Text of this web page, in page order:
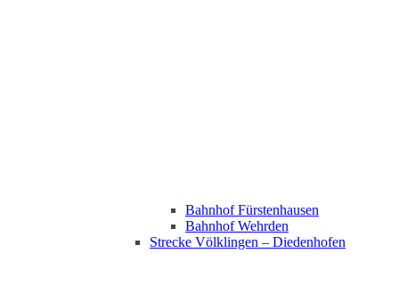
Bahnhof Fürstenhausen
Bahnhof Wehrden
Strecke Völklingen – Diedenhofen